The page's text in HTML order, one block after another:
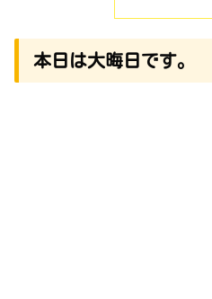
本日は大晦日です。